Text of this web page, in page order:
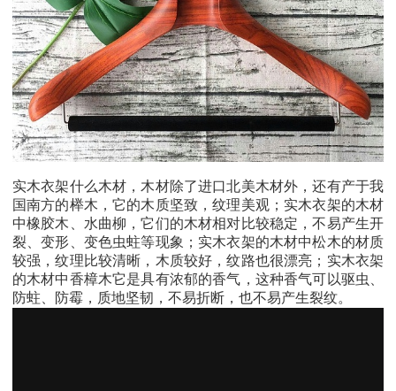
实木衣架什么木材，木材除了进口北美木材外，还有产于我
国南方的榉木，它的木质坚致，纹理美观；实木衣架的木材
中橡胶木、水曲柳，它们的木材相对比较稳定，不易产生开
裂、变形、变色虫蛀等现象；实木衣架的木材中松木的材质
较强，纹理比较清晰，木质较好，纹路也很漂亮；实木衣架
的木材中香樟木它是具有浓郁的香气，这种香气可以驱虫、
防蛀、防霉，质地坚韧，不易折断，也不易产生裂纹。